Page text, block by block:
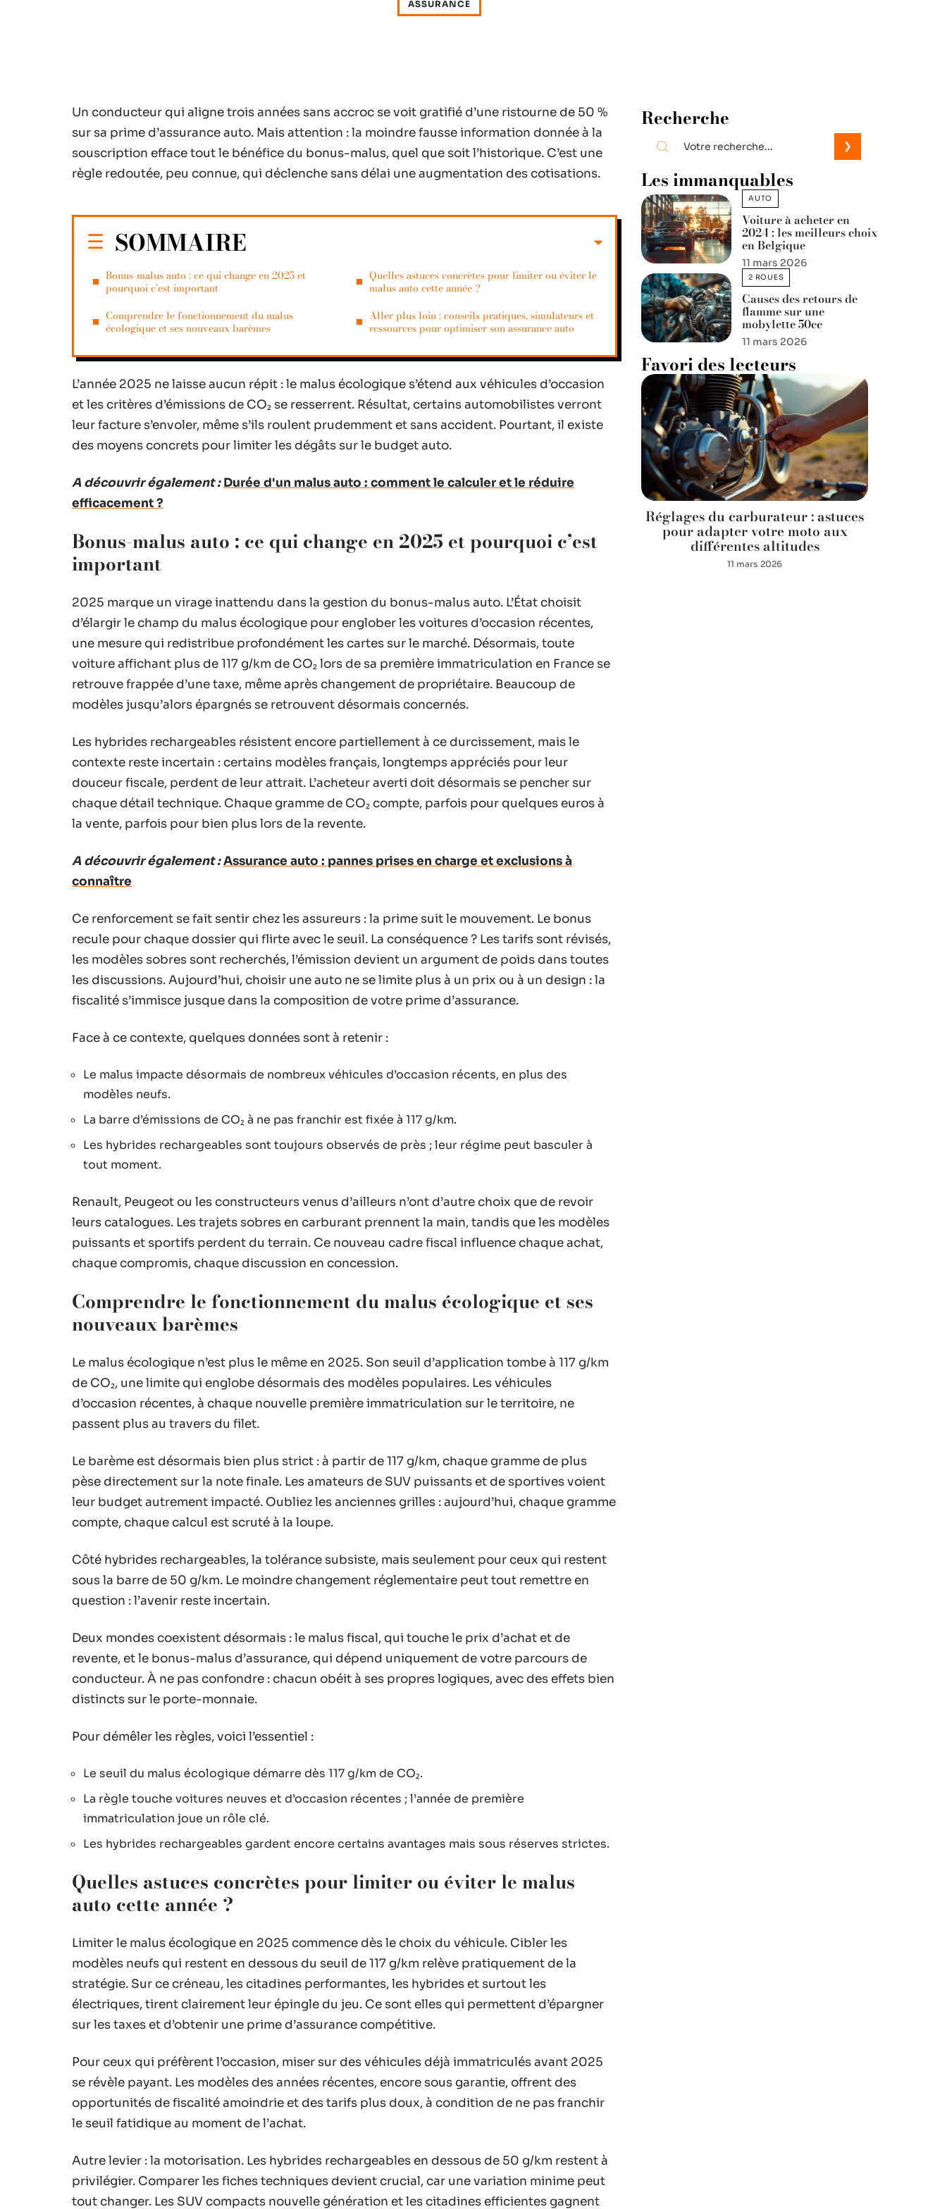
ASSURANCE
Un conducteur qui aligne trois années sans accroc se voit gratifié d’une ristourne de 50 %
sur sa prime d’assurance auto. Mais attention : la moindre fausse information donnée à la
souscription efface tout le bénéfice du bonus-malus, quel que soit l’historique. C’est une
règle redoutée, peu connue, qui déclenche sans délai une augmentation des cotisations.
SOMMAIRE
Bonus-malus auto : ce qui change en 2025 et
pourquoi c’est important
Comprendre le fonctionnement du malus
écologique et ses nouveaux barèmes
Quelles astuces concrètes pour limiter ou éviter le
malus auto cette année ?
Aller plus loin : conseils pratiques, simulateurs et
ressources pour optimiser son assurance auto
L’année 2025 ne laisse aucun répit : le malus écologique s’étend aux véhicules d’occasion
et les critères d’émissions de CO₂ se resserrent. Résultat, certains automobilistes verront
leur facture s’envoler, même s’ils roulent prudemment et sans accident. Pourtant, il existe
des moyens concrets pour limiter les dégâts sur le budget auto.
A découvrir également : Durée d'un malus auto : comment le calculer et le réduire
efficacement ?
Bonus-malus auto : ce qui change en 2025 et pourquoi c’est
important
2025 marque un virage inattendu dans la gestion du bonus-malus auto. L’État choisit
d’élargir le champ du malus écologique pour englober les voitures d’occasion récentes,
une mesure qui redistribue profondément les cartes sur le marché. Désormais, toute
voiture affichant plus de 117 g/km de CO₂ lors de sa première immatriculation en France se
retrouve frappée d’une taxe, même après changement de propriétaire. Beaucoup de
modèles jusqu’alors épargnés se retrouvent désormais concernés.
Les hybrides rechargeables résistent encore partiellement à ce durcissement, mais le
contexte reste incertain : certains modèles français, longtemps appréciés pour leur
douceur fiscale, perdent de leur attrait. L’acheteur averti doit désormais se pencher sur
chaque détail technique. Chaque gramme de CO₂ compte, parfois pour quelques euros à
la vente, parfois pour bien plus lors de la revente.
A découvrir également :Assurance auto : pannes prises en charge et exclusions à
connaître
Ce renforcement se fait sentir chez les assureurs : la prime suit le mouvement. Le bonus
recule pour chaque dossier qui flirte avec le seuil. La conséquence ? Les tarifs sont révisés,
les modèles sobres sont recherchés, l’émission devient un argument de poids dans toutes
les discussions. Aujourd’hui, choisir une auto ne se limite plus à un prix ou à un design : la
fiscalité s’immisce jusque dans la composition de votre prime d’assurance.
Face à ce contexte, quelques données sont à retenir :
Le malus impacte désormais de nombreux véhicules d’occasion récents, en plus des
modèles neufs.
La barre d’émissions de CO₂ à ne pas franchir est fixée à 117 g/km.
Les hybrides rechargeables sont toujours observés de près ; leur régime peut basculer à
tout moment.
Renault, Peugeot ou les constructeurs venus d’ailleurs n’ont d’autre choix que de revoir
leurs catalogues. Les trajets sobres en carburant prennent la main, tandis que les modèles
puissants et sportifs perdent du terrain. Ce nouveau cadre fiscal influence chaque achat,
chaque compromis, chaque discussion en concession.
Comprendre le fonctionnement du malus écologique et ses
nouveaux barèmes
Le malus écologique n’est plus le même en 2025. Son seuil d’application tombe à 117 g/km
de CO₂, une limite qui englobe désormais des modèles populaires. Les véhicules
d’occasion récentes, à chaque nouvelle première immatriculation sur le territoire, ne
passent plus au travers du filet.
Le barème est désormais bien plus strict : à partir de 117 g/km, chaque gramme de plus
pèse directement sur la note finale. Les amateurs de SUV puissants et de sportives voient
leur budget autrement impacté. Oubliez les anciennes grilles : aujourd’hui, chaque gramme
compte, chaque calcul est scruté à la loupe.
Côté hybrides rechargeables, la tolérance subsiste, mais seulement pour ceux qui restent
sous la barre de 50 g/km. Le moindre changement réglementaire peut tout remettre en
question : l’avenir reste incertain.
Deux mondes coexistent désormais : le malus fiscal, qui touche le prix d’achat et de
revente, et le bonus-malus d’assurance, qui dépend uniquement de votre parcours de
conducteur. À ne pas confondre : chacun obéit à ses propres logiques, avec des effets bien
distincts sur le porte-monnaie.
Pour démêler les règles, voici l’essentiel :
Le seuil du malus écologique démarre dès 117 g/km de CO₂.
La règle touche voitures neuves et d’occasion récentes ; l’année de première
immatriculation joue un rôle clé.
Les hybrides rechargeables gardent encore certains avantages mais sous réserves strictes.
Quelles astuces concrètes pour limiter ou éviter le malus
auto cette année ?
Limiter le malus écologique en 2025 commence dès le choix du véhicule. Cibler les
modèles neufs qui restent en dessous du seuil de 117 g/km relève pratiquement de la
stratégie. Sur ce créneau, les citadines performantes, les hybrides et surtout les
électriques, tirent clairement leur épingle du jeu. Ce sont elles qui permettent d’épargner
sur les taxes et d’obtenir une prime d’assurance compétitive.
Pour ceux qui préfèrent l’occasion, miser sur des véhicules déjà immatriculés avant 2025
se révèle payant. Les modèles des années récentes, encore sous garantie, offrent des
opportunités de fiscalité amoindrie et des tarifs plus doux, à condition de ne pas franchir
le seuil fatidique au moment de l’achat.
Autre levier : la motorisation. Les hybrides rechargeables en dessous de 50 g/km restent à
privilégier. Comparer les fiches techniques devient crucial, car une variation minime peut
tout changer. Les SUV compacts nouvelle génération et les citadines efficientes gagnent
Recherche
Les immanquables
AUTO
Voiture à acheter en
2024 : les meilleurs choix
en Belgique
11 mars 2026
2 ROUES
Causes des retours de
flamme sur une
mobylette 50cc
11 mars 2026
Favori des lecteurs
Réglages du carburateur : astuces
pour adapter votre moto aux
différentes altitudes
11 mars 2026